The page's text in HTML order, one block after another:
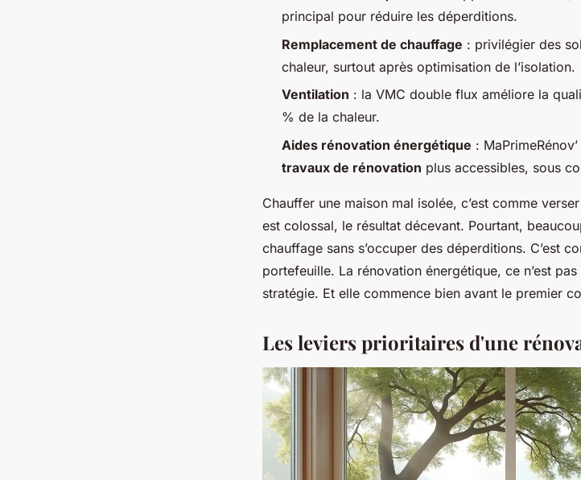
principal pour réduire les déperditions.
Remplacement de chauffage : privilégier des
chaleur, surtout après optimisation de l’isolation.
Ventilation : la VMC double flux améliore la
% de la chaleur.
Aides rénovation énergétique :
travaux de rénovation plus accessibles, sous
Chauffer une maison mal isolée, c’est comme
est colossal, le résultat décevant. Pourtant,
chauffage sans s’occuper des déperditions. C’est
portefeuille. La rénovation énergétique, ce n’est
stratégie. Et elle commence bien avant le premier
Les leviers prioritaires d'une